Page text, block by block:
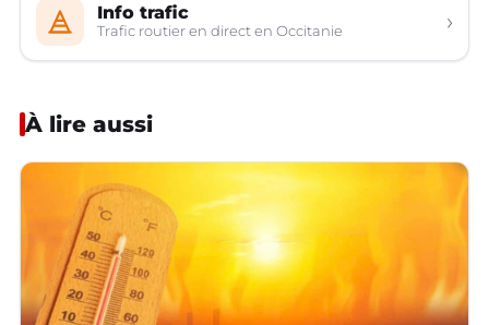
Info trafic
Trafic routier en direct en Occitanie ›
À lire aussi